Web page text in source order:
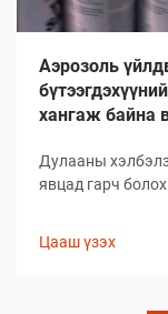
Аэрозоль
хангаж байна
Дулааны
явцад гарч
байдлыг
Цааш үзэх